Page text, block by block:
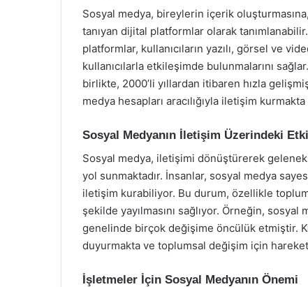
Sosyal medya, bireylerin içerik
tanıyan dijital platformlar olarak
platformlar, kullanıcıların yazılı, görsel ve
kullanıcılarla etkileşimde bulunmalarını
birlikte, 2000’li yıllardan itibaren hızla
medya hesapları aracılığıyla iletişim
Sosyal Medyanın İletişim Üzerindeki
Sosyal medya, iletişimi dönüştürerek
yol sunmaktadır. İnsanlar, sosyal medya
iletişim kurabiliyor. Bu durum, özellikle
şekilde yayılmasını sağlıyor. Örneğin,
genelinde birçok değişime öncülük etmiştir.
duyurmakta ve toplumsal değişim için
İşletmeler İçin Sosyal Medyanın Önemi